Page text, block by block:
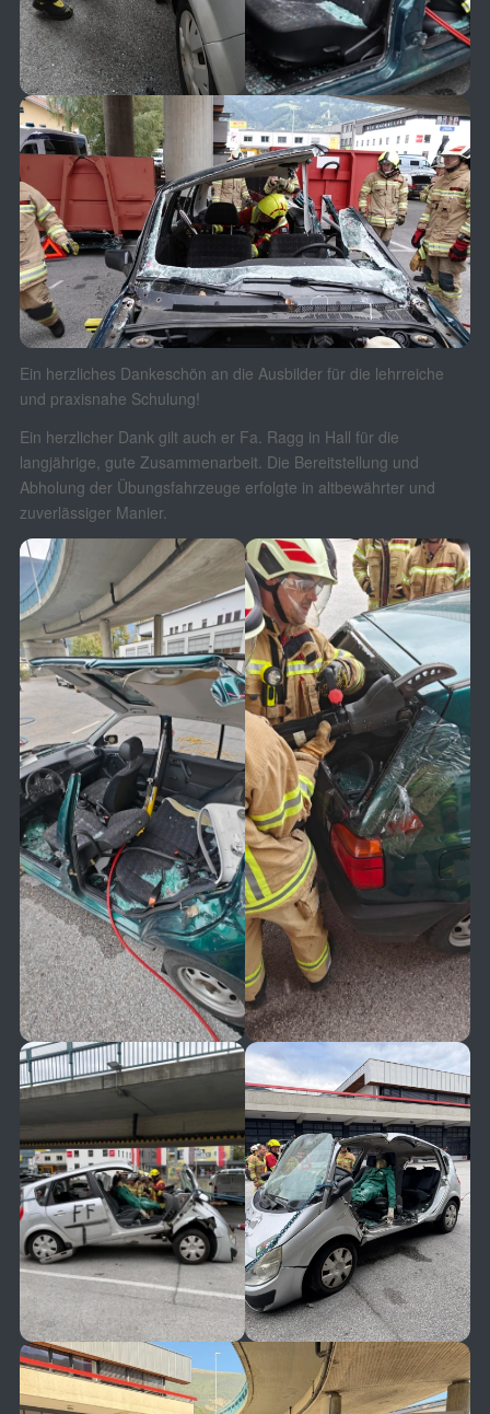
Ein herzliches Dankeschön an die Ausbilder für die lehrreiche
und praxisnahe Schulung!
Ein herzlicher Dank gilt auch er Fa. Ragg in Hall für die
langjährige, gute Zusammenarbeit. Die Bereitstellung und
Abholung der Übungsfahrzeuge erfolgte in altbewährter und
zuverlässiger Manier.